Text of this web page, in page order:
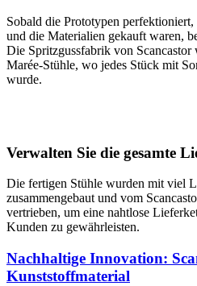
Sobald die Prototypen
und die Materialien gekauft waren,
Die Spritzgussfabrik von Scancastor
Marée-Stühle, wo jedes Stück mit
wurde.
Verwalten Sie die gesamte
Die fertigen Stühle wurden mit viel
zusammengebaut und vom
vertrieben, um eine nahtlose
Kunden zu gewährleisten.
Nachhaltige Innovation:
Kunststoffmaterial